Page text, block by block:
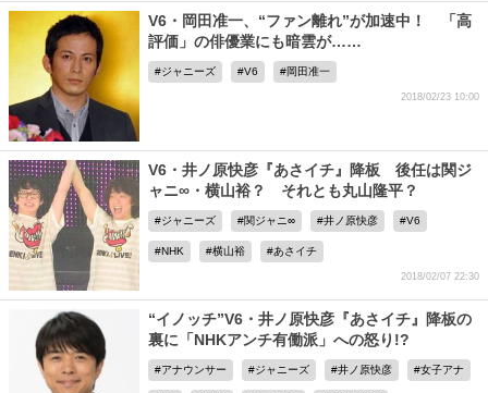
V6・岡田准一、“ファン離れ”が加速中！ 「高
評価」の俳優業にも暗雲が……
ジャニーズ V6 岡田准一
2018/02/23 10:00
V6・井ノ原快彦『あさイチ』降板 後任は関ジ
ャニ∞・横山裕？ それとも丸山隆平？
ジャニーズ 関ジャニ∞ 井ノ原快彦 V6
NHK 横山裕 あさイチ
2018/02/07 22:30
“イノッチ”V6・井ノ原快彦『あさイチ』降板の
裏に「NHKアンチ有働派」への怒り!?
アナウンサー ジャニーズ 井ノ原快彦 女子アナ